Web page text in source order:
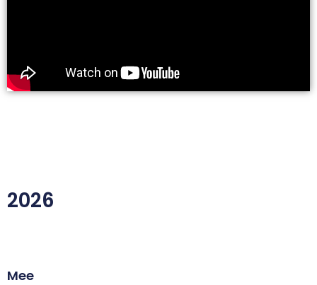
2026
Mee